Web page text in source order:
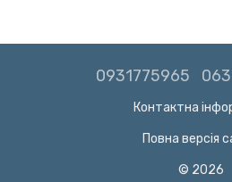
0931775965
Контактна
Повна версія
© 2026